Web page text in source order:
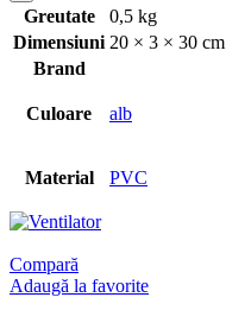
Greutate
0,5 kg
Dimensiuni 20 × 3 × 30 cm
Brand
Culoare alb
Material PVC
Compară
Adaugă la favorite